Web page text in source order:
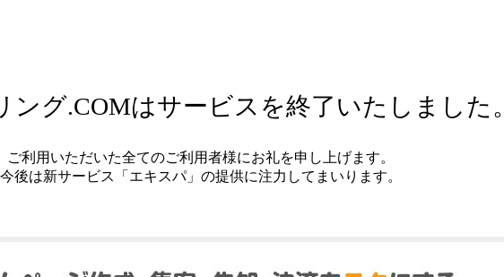
ング.COMはサービスを終了いたしました。
ご利用いただいた全てのご利用者様にお礼を申し上げます。
今後は新サービス「エキスパ」の提供に注力してまいります。